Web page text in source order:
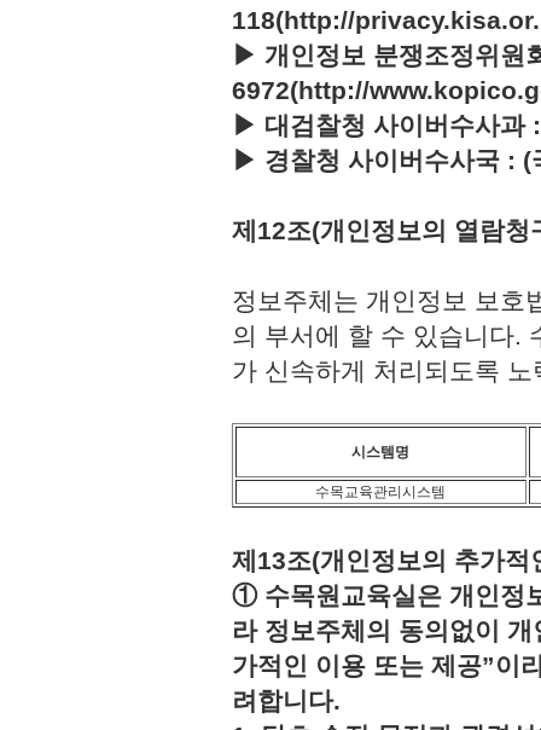
118(http://
▶ 개인정보 분쟁조정위원
6972(http://
▶ 대검찰청 사이버수사
▶ 경찰청 사이버수사국 :
제12조(개인정보의 열람청
정보주체는 개인정보 보호
의 부서에 할 수 있습니다.
가 신속하게 처리되도록
시스템명
수목교육관리시스템
제13조(개인정보의 추가적
① 수목원교육실은 개인정
라 정보주체의 동의없이
가적인 이용 또는 제공”이
려합니다.